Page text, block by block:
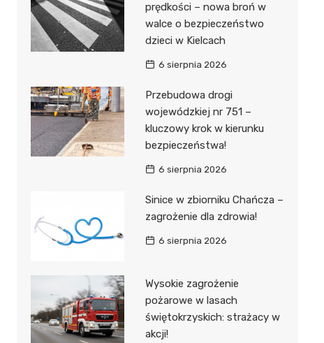
prędkości – nowa broń w
walce o bezpieczeństwo
dzieci w Kielcach
6 sierpnia 2026
Przebudowa drogi
wojewódzkiej nr 751 –
kluczowy krok w kierunku
bezpieczeństwa!
6 sierpnia 2026
Sinice w zbiorniku Chańcza –
zagrożenie dla zdrowia!
6 sierpnia 2026
Wysokie zagrożenie
pożarowe w lasach
świętokrzyskich: strażacy w
akcji!